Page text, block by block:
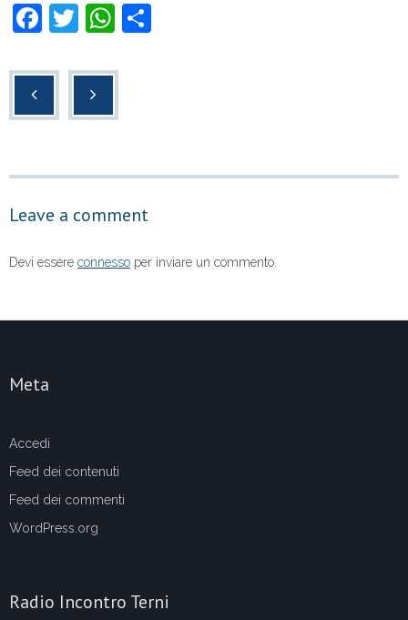
F
c
k
T
tt
er
W
at
Leave a comment
Devi essere connesso per inviare un commento.
Meta
Accedi
Feed dei contenuti
Feed dei commenti
WordPress.org
Radio Incontro Terni